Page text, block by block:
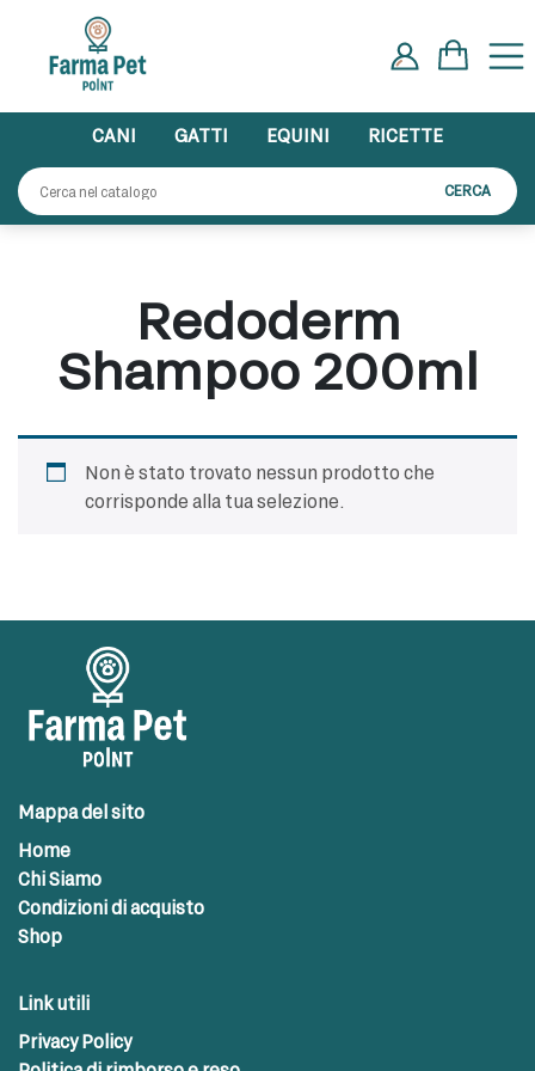
content
CANI GATTI EQUINI
RICETTE
CERCA
Redoderm
Shampoo 200ml
Non è stato trovato nessun prodotto che
corrisponde alla tua selezione.
Mappa del sito
Home
Chi Siamo
Condizioni di acquisto
Shop
Link utili
Privacy Policy